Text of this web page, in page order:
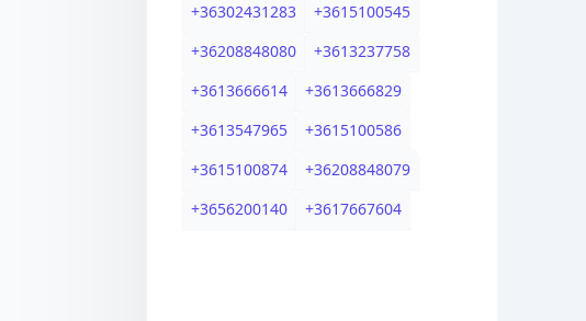
+36302431283 +3615100545
+36208848080 +3613237758
+3613666614 +3613666829
+3613547965 +3615100586
+3615100874 +36208848079
+3656200140 +3617667604